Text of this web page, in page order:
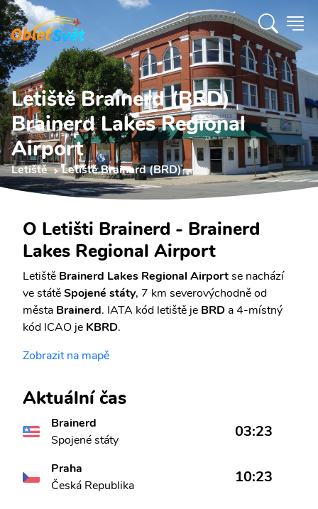
Letiště Brainerd (BRD)
Brainerd Lakes Regional
Airport
Letiště Letiště Brainerd (BRD)
O Letišti Brainerd - Brainerd
Lakes Regional Airport
Letiště Brainerd Lakes Regional Airportse nachází
ve státěSpojené státy, 7 km severovýchodně od
města Brainerd. IATA kód letiště je BRD a 4-místný
kód ICAO je KBRD.
Zobrazit na mapě
Aktuální čas
Brainerd
Spojené státy
03:23
Praha
Česká Republika
10:23